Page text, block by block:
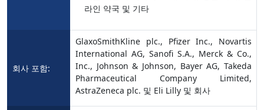
라인 약국 및 기타
회사 포함:
GlaxoSmithKline plc., Pfizer Inc., Novartis
International AG, Sanofi S.A., Merck & Co.,
Inc., Johnson & Johnson, Bayer AG, Takeda
Pharmaceutical Company Limited,
AstraZeneca plc. 및 Eli Lilly 및 회사